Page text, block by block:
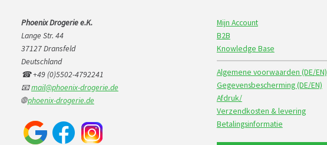
Phoenix Drogerie e.K.
Lange Str. 44
37127 Dransfeld
Deutschland
☎ +49 (0)5502-4792241
📧mail@phoenix-drogerie.de
🌐phoenix-drogerie.de
Mijn Account
B2B
Knowledge Base
Algemene voorwaarden (DE/EN)
Gegevensbescherming (DE/EN)
Afdruk/
Verzendkosten & levering
Betalingsinformatie